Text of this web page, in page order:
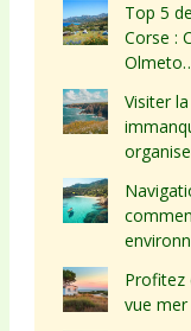
Top 5
Corse :
Visiter
Profitez
vue mer